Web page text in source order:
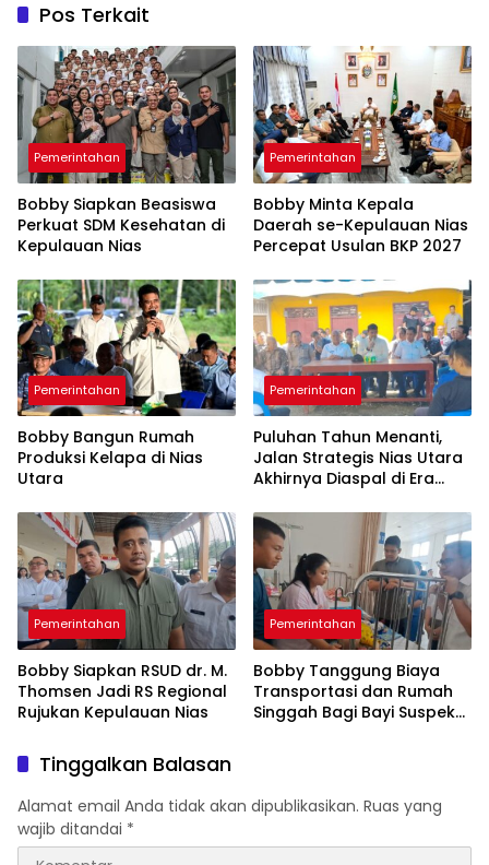
Pos Terkait
Pemerintahan
Bobby Siapkan Beasiswa
Perkuat SDM Kesehatan di
Kepulauan Nias
Pemerintahan
Bobby Minta Kepala
Daerah se-Kepulauan Nias
Percepat Usulan BKP 2027
Pemerintahan
Bobby Bangun Rumah
Produksi Kelapa di Nias
Utara
Pemerintahan
Puluhan Tahun Menanti,
Jalan Strategis Nias Utara
Akhirnya Diaspal di Era
Pemerintahan
Bobby Siapkan RSUD dr. M.
Thomsen Jadi RS Regional
Rujukan Kepulauan Nias
Pemerintahan
Bobby Tanggung Biaya
Transportasi dan Rumah
Singgah Bagi Bayi Suspek
Tinggalkan Balasan
Alamat email Anda tidak akan dipublikasikan. Ruas yang
wajib ditandai *